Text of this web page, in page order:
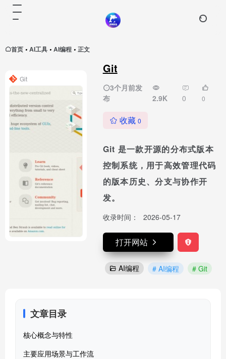
首页 • AI工具 • AI编程 • 正文
Git
3个月前发
布
2.9K 0 0
收藏 0
Git 是一款开源的分布式版本
控制系统，用于高效管理代码
的版本历史、分支与协作开
发。
收录时间： 2026-05-17
打开网站
AI编程 # AI编程 # Git
Git
文章目录
核心概念与特性
主要应用场景与工作流